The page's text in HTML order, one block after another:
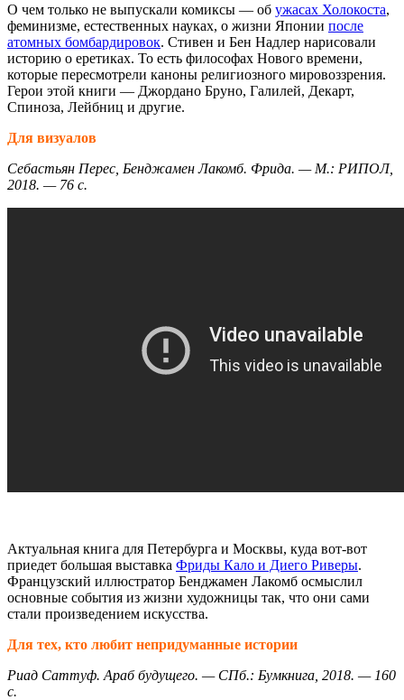
О чем только не выпускали комиксы — об ужасах Холокоста,
феминизме, естественных науках, о жизни Японии после
атомных бомбардировок. Стивен и Бен Надлер нарисовали
историю о еретиках. То есть философах Нового времени,
которые пересмотрели каноны религиозного мировоззрения.
Герои этой книги — Джордано Бруно, Галилей, Декарт,
Спиноза, Лейбниц и другие.
Для визуалов
Себастьян Перес, Бенджамен Лакомб. Фрида. — М.: РИПОЛ,
2018. — 76 с.
Актуальная книга для Петербурга и Москвы, куда вот-вот
приедет большая выставка Фриды Кало и Диего Риверы.
Французский иллюстратор Бенджамен Лакомб осмыслил
основные события из жизни художницы так, что они сами
стали произведением искусства.
Для тех, кто любит непридуманные истории
Риад Саттуф. Араб будущего. — СПб.: Бумкнига, 2018. — 160
с.